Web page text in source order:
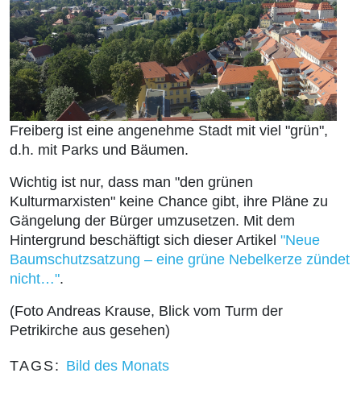
Freiberg ist eine angenehme Stadt mit viel "grün",
d.h. mit Parks und Bäumen.
Wichtig ist nur, dass man "den grünen
Kulturmarxisten" keine Chance gibt, ihre Pläne zu
Gängelung der Bürger umzusetzen. Mit dem
Hintergrund beschäftigt sich dieser Artikel "Neue
Baumschutzsatzung – eine grüne Nebelkerze zündet
nicht…".
(Foto Andreas Krause, Blick vom Turm der
Petrikirche aus gesehen)
TAGS: Bild des Monats